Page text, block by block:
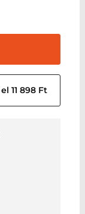
el 11 898 Ft